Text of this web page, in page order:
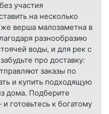
участия
на несколько
верша малозаметна в
разнообразию
воды, и для рек с
про доставку:
заказы по
и купить подходящую
дома. Подберите
готовьтесь к богатому